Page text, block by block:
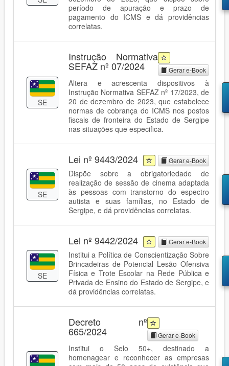
período de apuração e prazo de
pagamento do ICMS e dá providências
correlatas.
SE
Instrução Normativa
SEFAZ nº 07/2024 Gerar e-Book
Altera e acrescenta dispositivos à
Instrução Normativa SEFAZ nº 17/2023, de
20 de dezembro de 2023, que estabelece
normas de cobrança do ICMS nos postos
fiscais de fronteira do Estado de Sergipe
nas situações que especifica.
SE
Lei nº 9443/2024 Gerar e-Book
Dispõe sobre a obrigatoriedade de
realização de sessão de cinema adaptada
às pessoas com transtorno do espectro
autista e suas famílias, no Estado de
Sergipe, e dá providências correlatas.
SE
Lei nº 9442/2024 Gerar e-Book
Institui a Política de Conscientização Sobre
Brincadeiras de Potencial Lesão Ofensiva
Física e Trote Escolar na Rede Pública e
Privada de Ensino do Estado de Sergipe, e
dá providências correlatas.
Decreto nº
665/2024 Gerar e-Book
Institui o Selo 50+, destinado a
homenagear e reconhecer as empresas